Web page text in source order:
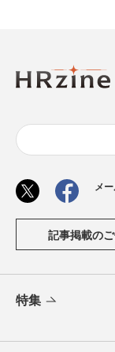
メ
記事掲載の
特集